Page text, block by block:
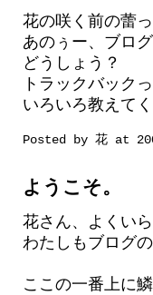
花の咲く前の蕾
あのぅー、ブロ
どうしょう？
トラックバック
いろいろ教えて
Posted by 花 at
ようこそ。
花さん、よくい
わたしもブログ
ここの一番上に